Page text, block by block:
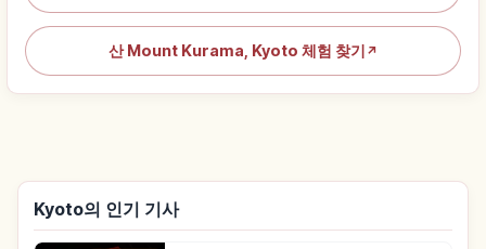
산 Mount Kurama, Kyoto 체험 찾기 ↗
Kyoto의 인기 기사